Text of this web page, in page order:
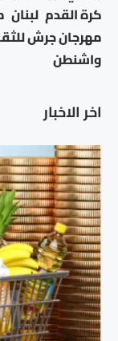
اخر الاخبار
كرة القدم لبنان
مهرجان جرش
واشنطن